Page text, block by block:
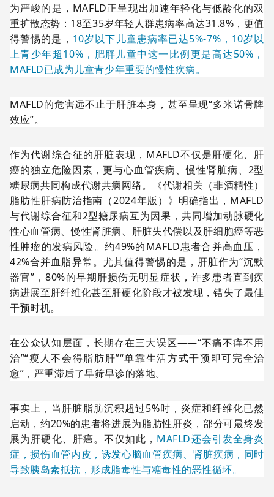
为严峻的是，MAFLD正呈现出加速年轻化与低龄化的双
重扩散态势：18至35岁年轻人群患病率高达31.8%，更值
得警惕的是， 10岁以下儿童患病率已达5%-7%，10岁以
上青少年超10%，肥胖儿童中这一比例更是高达50%，
MAFLD已成为儿童青少年重要的慢性疾病。
MAFLD的危害远不止于肝脏本身，甚至呈现“多米诺骨牌
效应”。
作为代谢综合征的肝脏表现，MAFLD不仅是肝硬化、肝
癌的独立危险因素，更与心血管疾病、慢性肾脏病、2型
糖尿病共同构成代谢共病网络。《代谢相关（非酒精性）
脂肪性肝病防治指南（2024年版）》明确指出，MAFLD
与代谢综合征和2型糖尿病互为因果，共同增加动脉硬化
性心血管病、慢性肾脏病、肝脏失代偿以及肝细胞癌等恶
性肿瘤的发病风险。约49%的MAFLD患者合并高血压，
42%合并血脂异常。尤其值得警惕的是，肝脏作为“沉默
器官”，80%的早期肝损伤无明显症状，许多患者直到疾
病进展至肝纤维化甚至肝硬化阶段才被发现，错失了最佳
干预时机。
在公众认知层面，长期存在三大误区——“不痛不痒不用
治”“瘦人不会得脂肪肝”“单靠生活方式干预即可完全治
愈”，严重滞后了早筛早诊的落地。
事实上，当肝脏脂肪沉积超过5%时，炎症和纤维化已然
启动，约20%的患者将进展为脂肪性肝炎，部分可最终发
展为肝硬化、肝癌。不仅如此， MAFLD还会引发全身炎
症，损伤血管内皮，诱发心脑血管疾病、肾脏疾病，同时
导致胰岛素抵抗，形成脂毒性与糖毒性的恶性循环。